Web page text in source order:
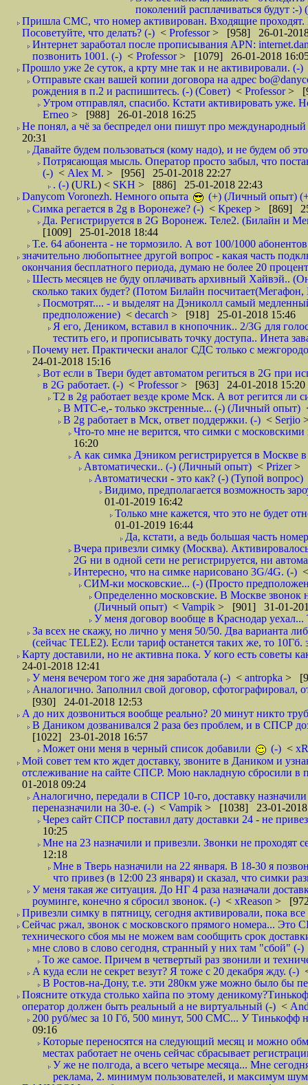
поколений расплачиваться будут :-)
Пришла СМС, что номер активирован. Входящие проходят.
Посоветуйте, что делать? (-) < Professor> [958] 26-01-
Интернет заработал после прописывания APN:
позвонить 1001. (-) < Professor> [1079] 26-01-2018
Прошло уже 2е суток, а крту мне так и не активировали. (-)
Отправьте скан вашей копии договора на адрес
рождения в п.2 и распишитесь. (-) (Совет) < Professor>
Утром отправлял, спасибо. Кстати активировать уже.
Erneo > [988] 26-01-2018 16:25
Не понял, а чё за беспредел они пишут про
20:31
Давайте будем пользоваться (кому надо), и не будем об
Потрясающая мысль. Оператор просто забыл, что
(-) < Alex M. > [956] 25-01-2018 22:27
. (-) (URL) < SKH > [886] 25-01-2018 22:43
Danycom Voronezh. Немного опыта
(+) (Личный опыт)
Симка регается в 2g в Воронеже? (-) < Крекер > [869]
Да. Регистрируется в 2G Воронеж. Теле2. (Билайн и
[1009] 25-01-2018 18:44
Т.е. 64 абонента - не тормозило. А вот 100/1000
значительно любопытнее другой вопрос - какая часть
окончания бесплатного периода, думаю не более 20
Шесть месяцев не буду оплачивать архивный Хайвэй..
сколько таких будет? (Потом Билайн
Посмотрят.... - и выделят на Дэниколл самый
предположение) < decarch > [918] 25-01-2018 15:46
Я его, Деником, вставил в кнопочник.. 2/3G для
тестить его, и прописывать точку доступа.. Инета
Почему нет. Практически аналог СДС только с
24-01-2018 15:16
Вот если в Твери будет автоматом региться в 2G при
в 2G работает. (-) < Professor> [963] 24-01-2018 15:20
T2 в 2g работает везде кроме Мск. А вот регится
В МТС-е,- только экстренные... (-) (Личный опыт)
В 2g работает в Мск, ответ поддержки. (-) < Serjio
Что-то мне не верится, что симки с
16:20
А как симка Дэником регистрируется в Москве
Автоматически.. (-) (Личный опыт) < Prizer>
Автоматически - это как? (-) (Тупой вопрос)
Видимо, предполагается возможность
01-01-2019 16:42
Только мне кажется, что это не будет
01-01-2019 16:44
Да, кстати, а ведь большая часть
Вчера привезли симку (Москва).
2G ни в одной сети не регистрируется, ни
Интересно, что на симке нарисовано 3G/4G. (-)
СИМ-ки московские... (-) (Просто
Определенно московские. В Москве звонок
(Личный опыт) < Vampik > [901] 31-01-
У меня договор вообще в Краснодар
За всех не скажу, но лично у меня 50/50. Два варианта
(сейчас TELE2). Если тариф останется таких же, то
Карту доставили, но не активна пока. У кого есть советы
24-01-2018 12:41
У меня вечером того же дня заработала (-) < antropka >
Аналогично. Заполнил свой договор,
[930] 24-01-2018 12:53
А до них дозвониться вообще реально? 20 минут никто
В Даником дозванивался 2 раза без проблем, и в СПСР
[1022] 23-01-2018 16:57
Может они меня в черный список добавили
(-) <
Мой совет тем кто ждет доставку, звоните в Даником и
отслеживание на сайте СПСР. Мою накладную сбросили
01-2018 09:24
Аналогично, передали в СПСР 10-го, доставку
переназначили на 30-е. (-) < Vampik > [1038] 23-01-2018
Через сайт СПСР поставил дату доставки 24 - не
10:25
Мне на 23 назначили и привезли. Звонки не
12:18
Мне в Тверь назначили на 22 января. В 18-30 я
что привез (в 12:00 23 января) и сказал, что симки
У меня такая же ситуация. До НГ 4 раза назначали
роуминге, конечно я сбросил звонок. (-) < xReason >
Привезли симку в пятницу, сегодня активировали, пока
Сейчас ржал, звонок с московского прямого номера... Это
технического сбоя мы не можем вам сообщить срок
мне слово в слово сегодня, странный у них там "сбой" (-)
То же самое. Причем в четвертый раз звонили и
А куда если не секрет везут? Я тоже с 20 декабря жду. (-)
В Ростов-на-Дону, т.е. эти 280км уже можно было бы
Поясните откуда столько хайпа по этому
оператор должен быть реальный а не виртуальный (-) <
200 руб/мес за 10 Гб, 500 минут, 500 СМС... У Тинькофф
09:16
Которые переносятся на следующий месяц и можно
местах работает не очень сейчас сбрасывает
У же не полгода, а всего четыре месяца... Мне
реклама, 2. минимум пользователей, и максимум